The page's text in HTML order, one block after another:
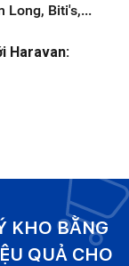
Long, Biti's,...
Haravan:
KHO BẰNG
QUẢ CHO